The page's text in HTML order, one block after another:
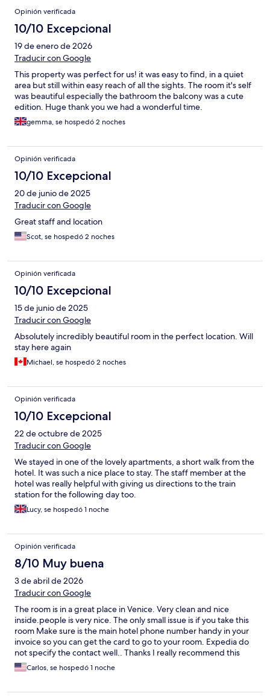
Opinión verificada
10/10 Excepcional
19 de enero de 2026
Traducir con Google
This property was perfect for us! it was easy to find, in a quiet
area but still within easy reach of all the sights. The room it's self
was beautiful especially the bathroom the balcony was a cute
edition. Huge thank you we had a wonderful time.
gemma, se hospedó 2 noches
Opinión verificada
10/10 Excepcional
20 de junio de 2025
Traducir con Google
Great staff and location
Scot, se hospedó 2 noches
Opinión verificada
10/10 Excepcional
15 de junio de 2025
Traducir con Google
Absolutely incredibly beautiful room in the perfect location. Will
stay here again
Michael, se hospedó 2 noches
Opinión verificada
10/10 Excepcional
22 de octubre de 2025
Traducir con Google
We stayed in one of the lovely apartments, a short walk from the
hotel. It was such a nice place to stay. The staff member at the
hotel was really helpful with giving us directions to the train
station for the following day too.
Lucy, se hospedó 1 noche
Opinión verificada
8/10 Muy buena
3 de abril de 2026
Traducir con Google
The room is in a great place in Venice. Very clean and nice
inside.people is very nice. The only small issue is if you take this
room Make sure is the main hotel phone number handy in your
invoice so you can get the card to go to your room. Expedia do
not specify the contact well.. Thanks I really recommend this
place …. CIO!!!
Carlos, se hospedó 1 noche